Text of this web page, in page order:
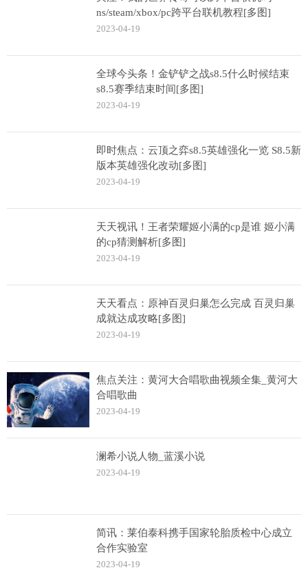
ns/steam/xbox/pc跨平台联机教程[多图]
2023-04-19
全球今头条！金铲铲之战s8.5什么时候结束
s8.5赛季结束时间[多图]
2023-04-19
即时焦点：云顶之弈s8.5英雄强化一览 S8.5新
版本英雄强化改动[多图]
2023-04-19
天天视讯！王者荣耀姬小满的cp是谁 姬小满
的cp猜测解析[多图]
2023-04-19
天天看点：原神百灵归巢怎么完成 百灵归巢
成就达成攻略[多图]
2023-04-19
焦点关注：黄河大合唱歌曲视频全集_黄河大
合唱歌曲
2023-04-19
澜希小说人物_蓝溪小说
2023-04-19
简讯：莱伯泰科携手国家轮胎质检中心成立
合作实验室
2023-04-19